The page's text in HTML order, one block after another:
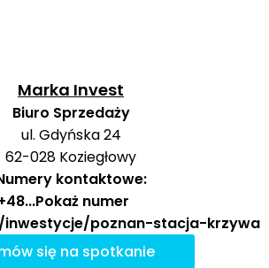
tramwaju, dużego węzła
kolei, co daje
wybór codziennych połączeń w
w okolicy: edukacja, sport,
inwestycji dostępne są
Marka Invest
Biuro Sprzedaży
ul. Gdyńska 24
62-028 Koziegłowy
kontaktowe:
...Pokaż numer
poznan-stacja-krzywa
się na spotkanie